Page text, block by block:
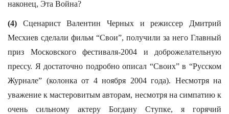
наконец, Эта Война?
(4) Сценарист Валентин Черных и режиссер Дмитрий
Месхиев сделали фильм “Свои”, получили за него Главный
приз Московского фестиваля-2004 и доброжелательную
прессу. Я достаточно подробно описал “Своих” в “Русском
Журнале” (колонка от 4 ноября 2004 года). Несмотря на
уважение к мастеровитым авторам, несмотря на симпатию к
очень сильному актеру Богдану Ступке, я горячий